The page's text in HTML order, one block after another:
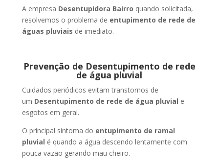
A empresa Desentupidora Bairro quando solicitada,
resolvemos o problema de entupimento de rede de
águas pluviais de imediato.
Prevenção de Desentupimento de rede
de água pluvial
Cuidados periódicos evitam transtornos de
um Desentupimento de rede de água pluvial e
esgotos em geral.
O principal sintoma do entupimento de ramal
pluvial é quando a água descendo lentamente com
pouca vazão gerando mau cheiro.